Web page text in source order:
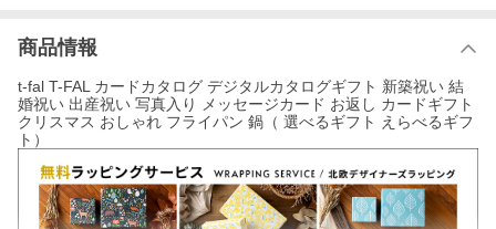
商品情報
t-fal T-FAL カードカタログ デジタルカタログギフト 新築祝い 結
婚祝い 出産祝い 写真入り メッセージカード お返し カードギフト
クリスマス おしゃれ フライパン 鍋（ 選べるギフト えらべるギフ
ト）